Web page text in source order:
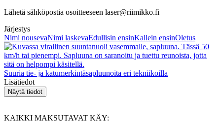
Lähetä sähköpostia osoitteeseen laser@riimikko.fi
Järjestys
Nimi nousevaNimi laskevaEdullisin ensinKallein ensinOletus
Suuria tie- ja katumerkintäsapluunoita eri tekniikoilla
Lisätiedot
KAIKKI MAKSUTAVAT KÄY: